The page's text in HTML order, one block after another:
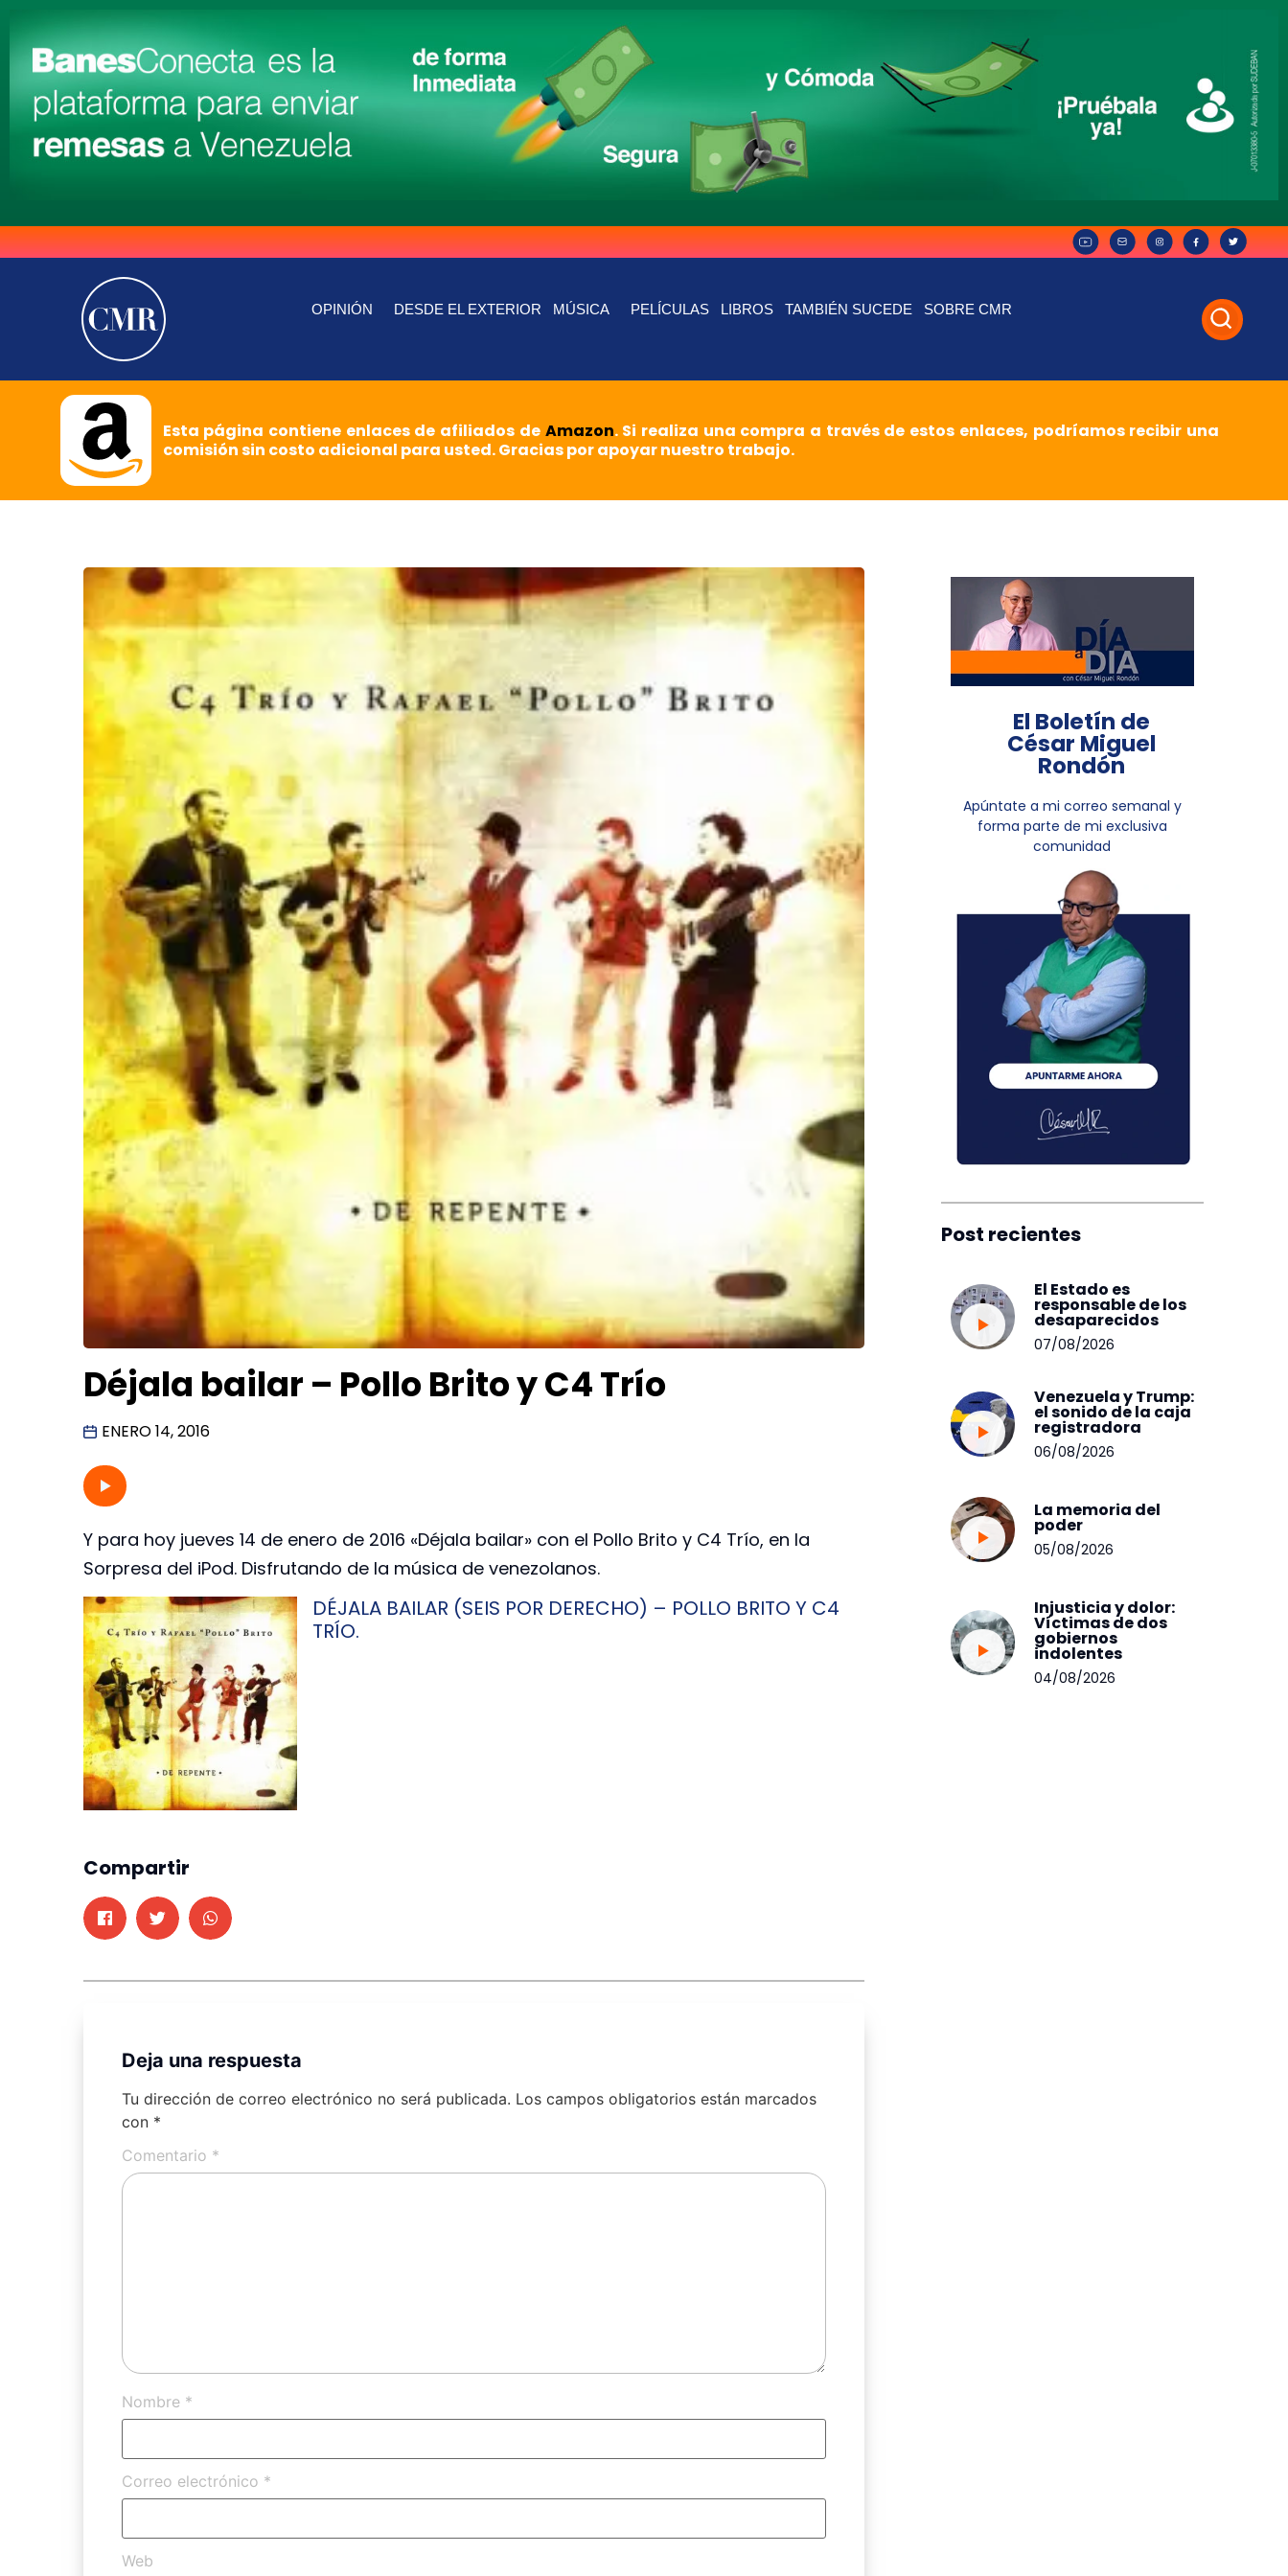
OPINIÓN DESDE EL EXTERIOR MÚSICA PELÍCULAS LIBROS TAMBIÉN SUCEDE SOBRE CMR
Esta página contiene enlaces de afiliados de Amazon. Si realiza una compra a través de estos enlaces, podríamos recibir una
comisión sin costo adicional para usted. Gracias por apoyar nuestro trabajo.
Déjala bailar – Pollo Brito y C4 Trío
ENERO 14, 2016
Y para hoy jueves 14 de enero de 2016 «Déjala bailar» con el Pollo Brito y C4 Trío, en la
Sorpresa del iPod. Disfrutando de la música de venezolanos.
DÉJALA BAILAR (SEIS POR DERECHO) – POLLO BRITO Y C4
TRÍO.
Compartir
Deja una respuesta
Tu dirección de correo electrónico no será publicada. Los campos obligatorios están marcados
con *
Comentario *
Nombre *
Correo electrónico *
Web
El Boletín de
César Miguel
Rondón
Apúntate a mi correo semanal y
forma parte de mi exclusiva
comunidad
Post recientes
El Estado es
responsable de los
desaparecidos
07/08/2026
Venezuela y Trump:
el sonido de la caja
registradora
06/08/2026
La memoria del
poder
05/08/2026
Injusticia y dolor:
Víctimas de dos
gobiernos
indolentes
04/08/2026